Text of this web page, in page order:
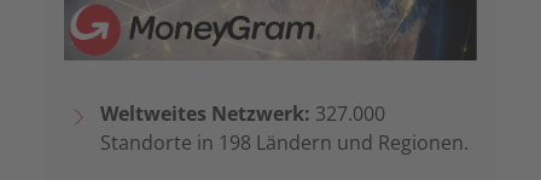
Weltweites Netzwerk: 327.000
Standorte in 198 Ländern und Regionen.